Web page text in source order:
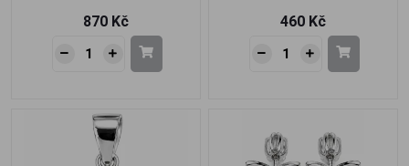
870 Kč 460 Kč